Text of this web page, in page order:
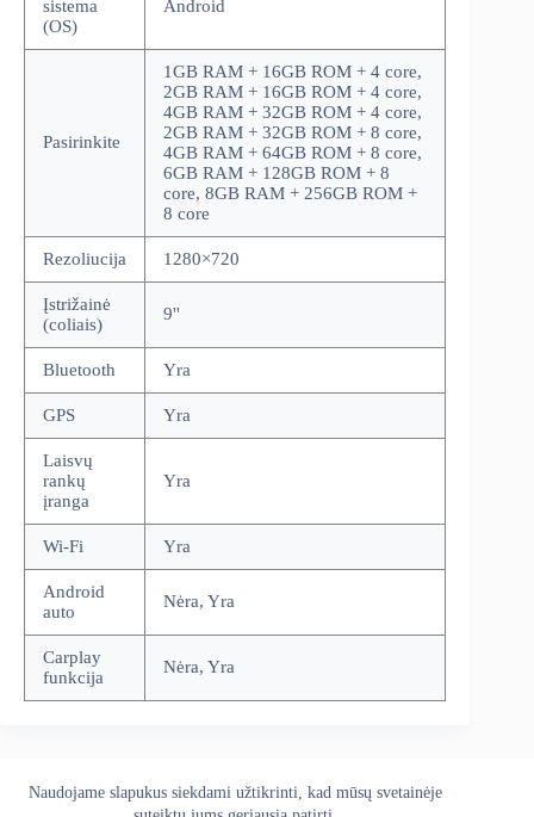
Naudojame slapukus siekdami užtikrinti, kad mūsų svetainėje
sistema
(OS)
Android
Pasirinkite
1GB RAM + 16GB ROM + 4 core,
2GB RAM + 16GB ROM + 4 core,
4GB RAM + 32GB ROM + 4 core,
2GB RAM + 32GB ROM + 8 core,
4GB RAM + 64GB ROM + 8 core,
6GB RAM + 128GB ROM + 8
core, 8GB RAM + 256GB ROM +
8 core
Rezoliucija 1280×720
Įstrižainė
(coliais)
9''
Bluetooth Yra
GPS Yra
Laisvų
rankų
įranga
Yra
Wi-Fi Yra
Android
auto
Nėra, Yra
Carplay
funkcija
Nėra, Yra
Apie mus Grąžinimo politika
Kontaktai